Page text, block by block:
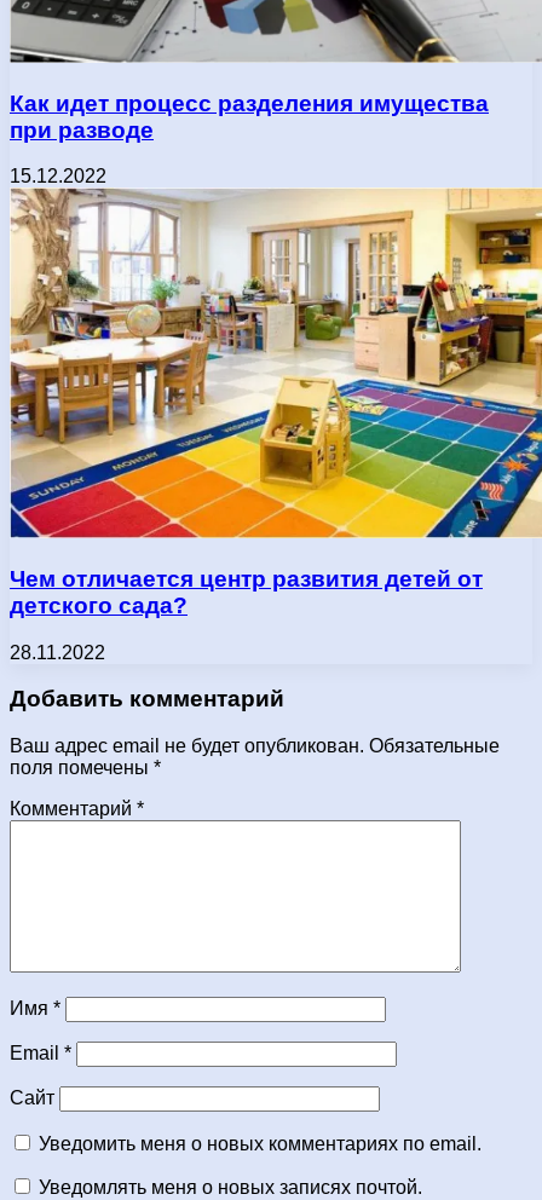
Как идет процесс разделения имущества
при разводе
15.12.2022
Чем отличается центр развития детей от
детского сада?
28.11.2022
Добавить комментарий
Ваш адрес email не будет опубликован. Обязательные
поля помечены *
Комментарий *
Имя *
Email *
Сайт
Уведомить меня о новых комментариях по email.
Уведомлять меня о новых записях почтой.